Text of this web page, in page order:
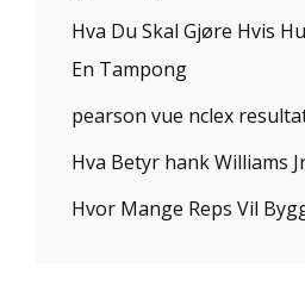
Hva Du Skal Gjøre Hvis
En Tampong
pearson vue nclex
Hva Betyr hank Williams
Hvor Mange Reps Vil